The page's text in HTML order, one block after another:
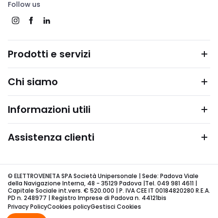
Follow us
Prodotti e servizi
Chi siamo
Informazioni utili
Assistenza clienti
© ELETTROVENETA SPA Società Unipersonale | Sede: Padova Viale
della Navigazione Interna, 48 - 35129 Padova |Tel. 049 981 4611 |
Capitale Sociale int.vers. € 520.000 | P. IVA CEE IT 00184820280 R.E.A.
PD n. 248977 | Registro Imprese di Padova n. 44121bis
Privacy PolicyCookies policyGestisci Cookies